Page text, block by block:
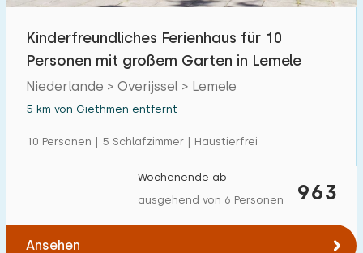
Kinderfreundliches Ferienhaus für 10
Personen mit großem Garten in Lemele
Niederlande > Overijssel > Lemele
5 km von Giethmen entfernt
10 Personen | 5 Schlafzimmer | Haustierfrei
963
Wochenende ab
ausgehend von 6 Personen
Ansehen